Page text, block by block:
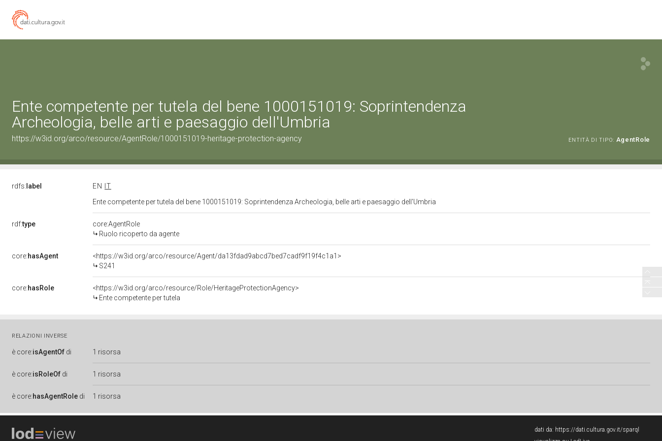
Ente competente per tutela del bene 1000151019: Soprintendenza
Archeologia, belle arti e paesaggio dell'Umbria
https://w3id.org/arco/resource/AgentRole/1000151019-heritage-protection-agency ENTITÀ DI TIPO: AgentRole
rdfs: label EN
IT
Ente competente per tutela del bene 1000151019: Soprintendenza Archeologia, belle arti e paesaggio dell'Umbria
rdf:type
core:AgentRole
Ruolo ricoperto da agente
core:hasAgent
<https://w3id.org/arco/resource/Agent/da13fdad9abcd7bed7cadf9f19f4c1a1>
S241
core:hasRole
<https://w3id.org/arco/resource/Role/HeritageProtectionAgency>
Ente competente per tutela
RELAZIONI INVERSE
è core:isAgentOf di 1 risorsa
è core:isRoleOf di 1 risorsa
è core:hasAgentRole di 1 risorsa
dati da: https://dati.cultura.gov.it/sparql